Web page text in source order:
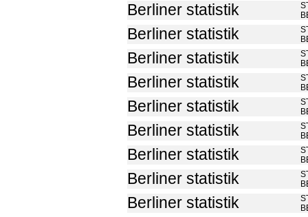
Berliner statistik
Berliner statistik
Berliner statistik
Berliner statistik
Berliner statistik
Berliner statistik
Berliner statistik
Berliner statistik
Berliner statistik